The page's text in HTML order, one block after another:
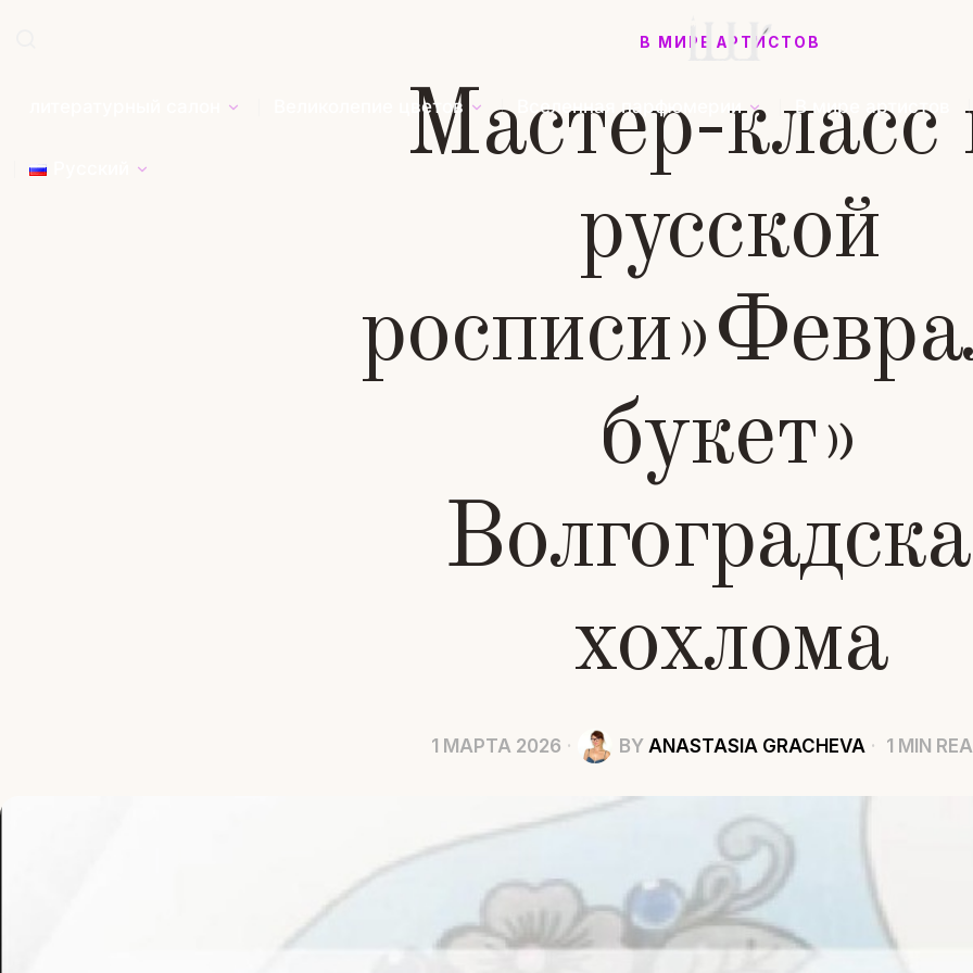
Великолепие цветов Вселенная парфюмерии В мире артистов
В МИРЕ АРТИСТОВ
Мастер-класc
русской
букет»
хохлома
1 МАРТА 2026 BY ANASTASIA GRACHEVA 1 MIN